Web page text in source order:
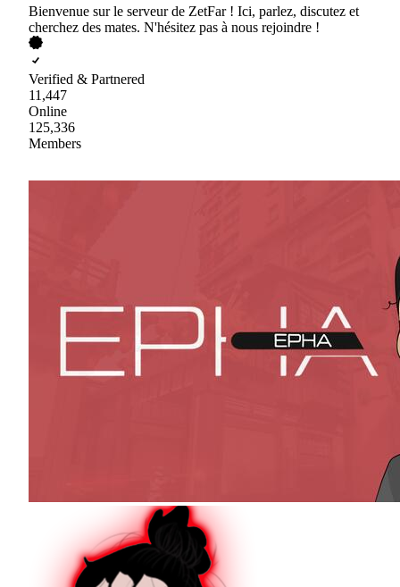
Bienvenue sur le serveur de ZetFar ! Ici, parlez, discutez et
cherchez des mates. N'hésitez pas à nous rejoindre !
Verified & Partnered
11,447
Online
125,336
Members